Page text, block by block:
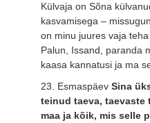
Külvaja on Sõna
kasvamisega –
on minu juures vaja
Palun, Issand, paranda
kaasa kannatusi ja ma
23. EsmaspäevSina
teinud taeva, taevaste
maa ja kõik, mis selle